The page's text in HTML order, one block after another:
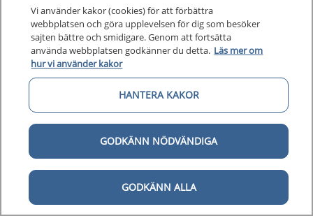
En sänkning av blodtrycket med 10/5 mmHg
reducerar risken för kardiovaskulära händelser.
Patientmedverkan och
kommunikation
Stöd och information för patient och
närstående
Högt blodtryck, 1177
Vi använder kakor (cookies) för att förbättra
webbplatsen och göra upplevelsen för dig som besöker
sajten bättre och smidigare. Genom att fortsätta
använda webbplatsen godkänner du detta. Läs mer om
hur vi använder kakor
HANTERA KAKOR
GODKÄNN NÖDVÄNDIGA
GODKÄNN ALLA